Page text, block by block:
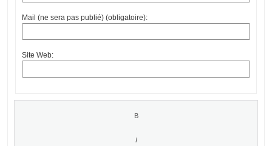
Mail (ne sera pas publié) (obligatoire):
Site Web: